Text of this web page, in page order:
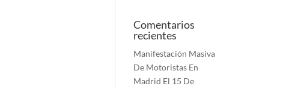
Comentarios
recientes
Manifestación Masiva
De Motoristas En
Madrid El 15 De